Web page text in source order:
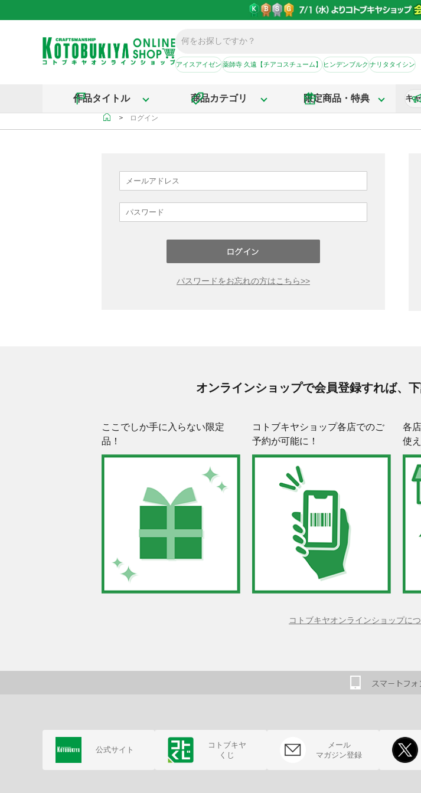
アイスアイゼン薬師寺 久遠【チアコスチューム】ヒンデンブルクナリタタイシン
作品タイトル 商品カテゴリ 限定商品・特典 キ
＞ ログイン
パスワードをお忘れの方はこちら>>
オンラインショップで会員登録すれば、
ここでしか手に入らない限定
品！
コトブキヤショップ各店でのご
予約が可能に！
各
使
コトブキヤオンラインショップに
公式サイト
コトブキヤ
くじ
メール
マガジン登録